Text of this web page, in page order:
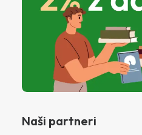
Naši partneri